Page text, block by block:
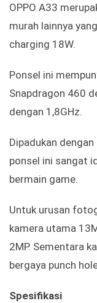
OPPO A33
murah lainnya
charging 18W.
Ponsel ini
Snapdragon 460
dengan 1,8GHz.
Dipadukan dengan
ponsel ini sangat
bermain game.
Untuk urusan
kamera utama
2MP. Sementara
bergaya punch
Spesifikasi